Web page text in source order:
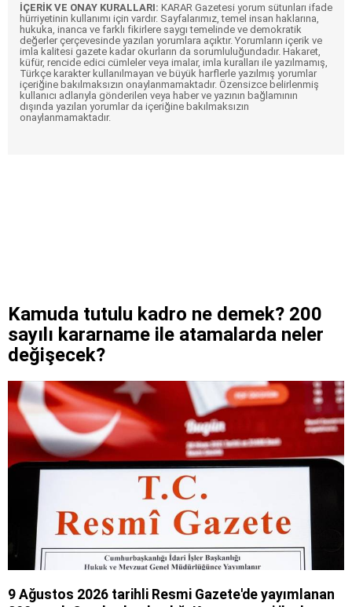
İÇERİK VE ONAY KURALLARI: KARAR Gazetesi yorum sütunları ifade
hürriyetinin kullanımı için vardır. Sayfalarımız, temel insan haklarına,
hukuka, inanca ve farklı fikirlere saygı temelinde ve demokratik
değerler çerçevesinde yazılan yorumlara açıktır. Yorumların içerik ve
imla kalitesi gazete kadar okurların da sorumluluğundadır. Hakaret,
küfür, rencide edici cümleler veya imalar, imla kuralları ile yazılmamış,
Türkçe karakter kullanılmayan ve büyük harflerle yazılmış yorumlar
içeriğine bakılmaksızın onaylanmamaktadır. Özensizce belirlenmiş
kullanıcı adlarıyla gönderilen veya haber ve yazının bağlamının
dışında yazılan yorumlar da içeriğine bakılmaksızın
onaylanmamaktadır.
Kamuda tutulu kadro ne demek? 200
sayılı kararname ile atamalarda neler
değişecek?
9 Ağustos 2026 tarihli Resmi Gazete'de yayımlanan